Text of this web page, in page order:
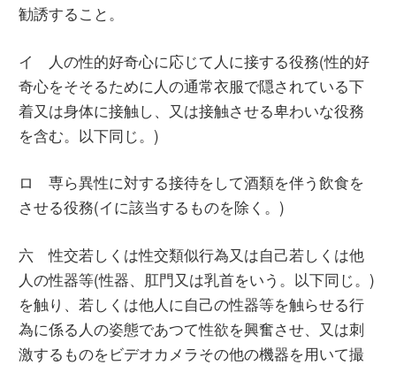
勧誘すること。
イ 人の性的好奇心に応じて人に接する役務(性的好
奇心をそそるために人の通常衣服で隠されている下
着又は身体に接触し、又は接触させる卑わいな役務
を含む。以下同じ。)
ロ 専ら異性に対する接待をして酒類を伴う飲食を
させる役務(イに該当するものを除く。)
六 性交若しくは性交類似行為又は自己若しくは他
人の性器等(性器、肛門又は乳首をいう。以下同じ。)
を触り、若しくは他人に自己の性器等を触らせる行
為に係る人の姿態であつて性欲を興奮させ、又は刺
激するものをビデオカメラその他の機器を用いて撮